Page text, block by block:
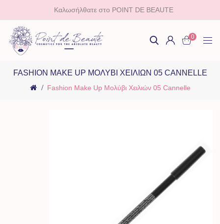
Καλωσήλθατε στο POINT DE BEAUTE
0
FASHION MAKE UP ΜΟΛΎΒΙ ΧΕΙΛΙΏΝ 05 CANNELLE
Fashion Make Up Μολύβι Χειλιών 05 Cannelle